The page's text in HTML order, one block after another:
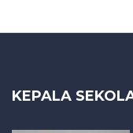
KEPALA